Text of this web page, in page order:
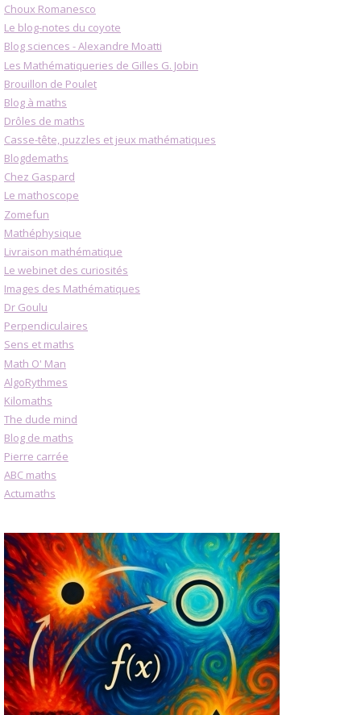
Choux Romanesco
Le blog-notes du coyote
Blog sciences - Alexandre Moatti
Les Mathématiqueries de Gilles G. Jobin
Brouillon de Poulet
Blog à maths
Drôles de maths
Casse-tête, puzzles et jeux mathématiques
Blogdemaths
Chez Gaspard
Le mathoscope
Zomefun
Mathéphysique
Livraison mathématique
Le webinet des curiosités
Images des Mathématiques
Dr Goulu
Perpendiculaires
Sens et maths
Math O' Man
AlgoRythmes
Kilomaths
The dude mind
Blog de maths
Pierre carrée
ABC maths
Actumaths